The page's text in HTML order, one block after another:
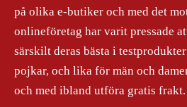
på olika e-butiker och med det
onlineföretag har varit pressade
särskilt deras bästa i
pojkar, och lika för män och
och med ibland utföra gratis frakt.